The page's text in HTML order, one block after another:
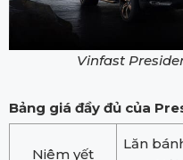
Vinfast
Bảng giá đầy đủ của
Niêm yết
Lăn